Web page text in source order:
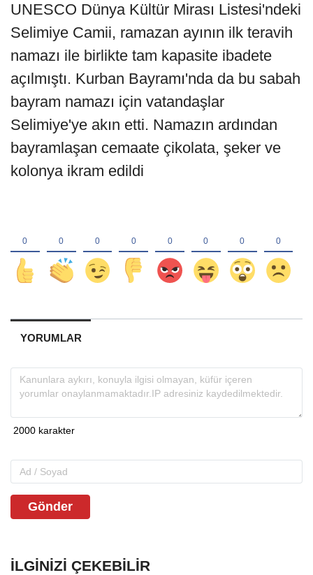
UNESCO Dünya Kültür Mirası Listesi'ndeki
Selimiye Camii, ramazan ayının ilk teravih
namazı ile birlikte tam kapasite ibadete
açılmıştı. Kurban Bayramı'nda da bu sabah
bayram namazı için vatandaşlar
Selimiye'ye akın etti. Namazın ardından
bayramlaşan cemaate çikolata, şeker ve
kolonya ikram edildi
YORUMLAR
Gönder
İLGINIZI ÇEKEBILIR